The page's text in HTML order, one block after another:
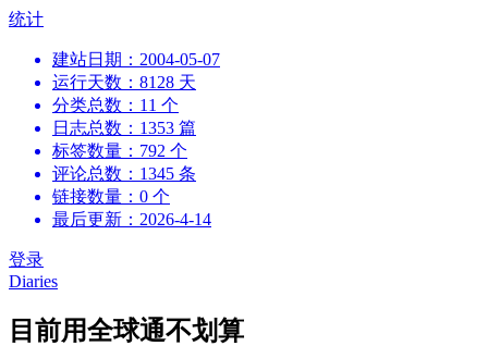
跳
统计
建站日期：2004-05-07
运行天数：8128 天
分类总数：11 个
日志总数：1353 篇
标签数量：792 个
评论总数：1345 条
链接数量：0 个
最后更新：2026-4-14
登录
Diaries
目前用全球通不划算